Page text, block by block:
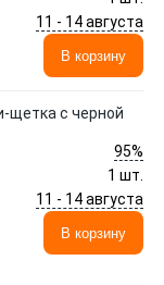
11 - 14 августа
В корзину
щетка с черной
95%
1 шт.
11 - 14 августа
В корзину